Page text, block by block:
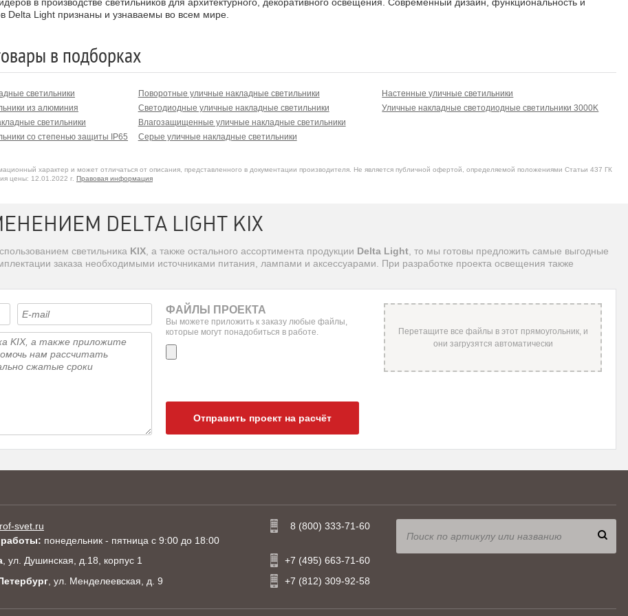
21 931 KIX HP 93011
KIX HP 93011 A
931 N KIX HP 93011 N темно-серый 11° LED 20 3000 K
21 932 KIX HP 93030
932 A KIX HP 93030 A алюминий 30° LED 20 3000 K по запросу
932 N KIX HP 93030 N темно-серый 30°
KIX HP 93055
933 N KIX HP 93055 N темно-серый 20 3000 K по запросу
Delta Light признаны и узнаваемы во всем мире.
в подборках
светильники
из алюминия
светильники
со степенью защиты IP65
Поворотные уличные накладные светильники
Светодиодные уличные накладные светильники
Влагозащищенные уличные накладные светильники
Серые уличные накладные светильники
Настенные уличные светильники
Уличные накладные светодиодные светильники 3000K
характер и может отличаться от описания, представленного в документации производителя. Не является публичной офертой, определяемой положениями Статьи 437 ГК
цены: 12.01.2022 г. Правовая информация
DELTA LIGHT KIX
светильника KIX , а также остального ассортимента продукции Delta Light , то мы готовы предложить самые выгодные
заказа необходимыми источниками питания, лампами и аксессуарами. При разработке проекта освещения также
ФАЙЛЫ ПРОЕКТА
Вы можете приложить к заказу любые файлы,
которые могут понадобиться в работе.
Отправить проект на расчёт
svet.ru
понедельник - пятница с 9:00 до 18:00
, ул. Душинская, д.18, корпус 1
, ул. Менделеевская, д. 9
8 (800) 333-71-60
+7 (495) 663-71-60
+7 (812) 309-92-58